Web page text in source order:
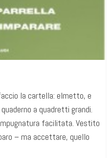
la cartella: elmetto, e
a quadretti grandi.
facilitata. Vestito
– ma accettare, quello